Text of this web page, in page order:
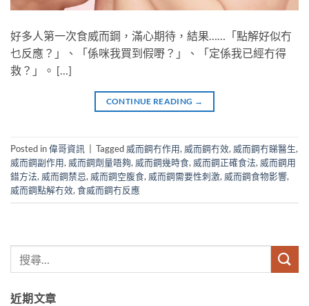
好多人第一次食威而鋼，滿心期待，結果……「點解好似冇
乜反應？」、「係咪我買到假嘢？」、「定係我已經冇得
救？」。 […]
CONTINUE READING →
Posted in偉哥資訊 Tagged 威而鋼冇作用, 威而鋼冇效, 威而鋼冇睇醫生,
威而鋼副作用, 威而鋼劑量唔夠, 威而鋼幾時食, 威而鋼正確食法, 威而鋼用
錯方法, 威而鋼禁忌, 威而鋼空腹食, 威而鋼需要性刺激, 威而鋼食物影響,
威而鋼點解冇效,食威而鋼冇反應
近期文章